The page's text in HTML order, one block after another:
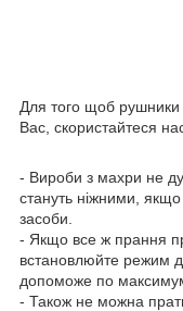
Для того щоб
Вас, скористайтеся
- Вироби з махри не
стануть ніжними, якщо
засоби.
- Якщо все ж прання
встановлюйте режим
допоможе по
- Також не можна